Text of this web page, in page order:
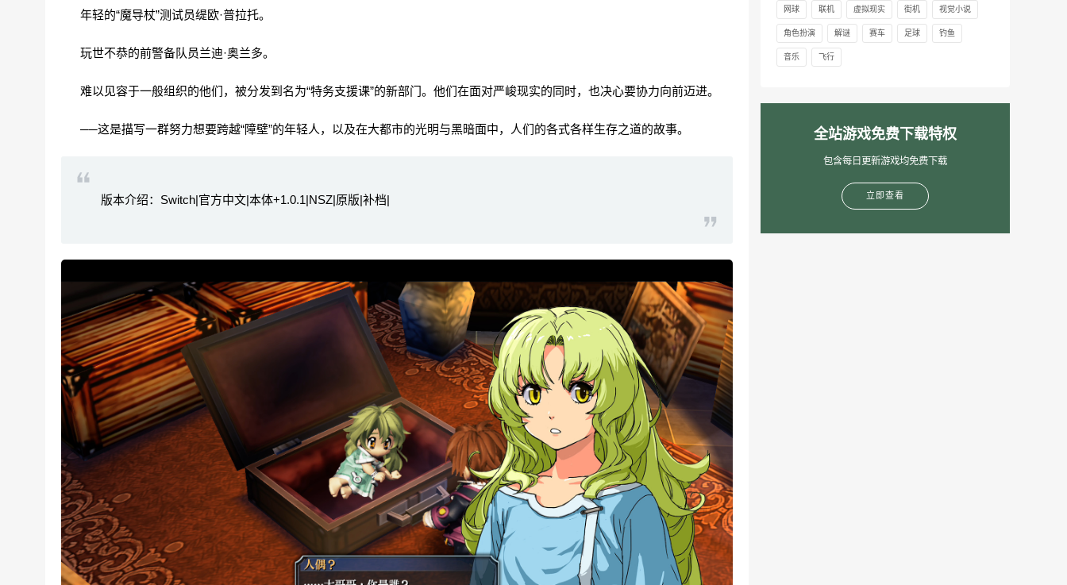
年轻的“魔导杖”测试员缇欧·普拉托。
玩世不恭的前警备队员兰迪·奥兰多。
难以见容于一般组织的他们，被分发到名为“特务支援课”的新部门。他们在面对严峻现实的同时，也决心要协力向前迈进。
──这是描写一群努力想要跨越“障壁”的年轻人，以及在大都市的光明与黑暗面中，人们的各式各样生存之道的故事。
版本介绍：Switch|官方中文|本体+1.0.1|NSZ|原版|补档|
网球 联机 虚拟现实 街机 视觉小说
角色扮演 解谜 赛车 足球 钓鱼
音乐 飞行
全站游戏免费下载特权
包含每日更新游戏均免费下载
立即查看